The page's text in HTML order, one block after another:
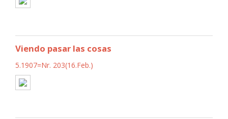
Viendo pasar las cosas
5.1907=Nr. 203(16.Feb.)